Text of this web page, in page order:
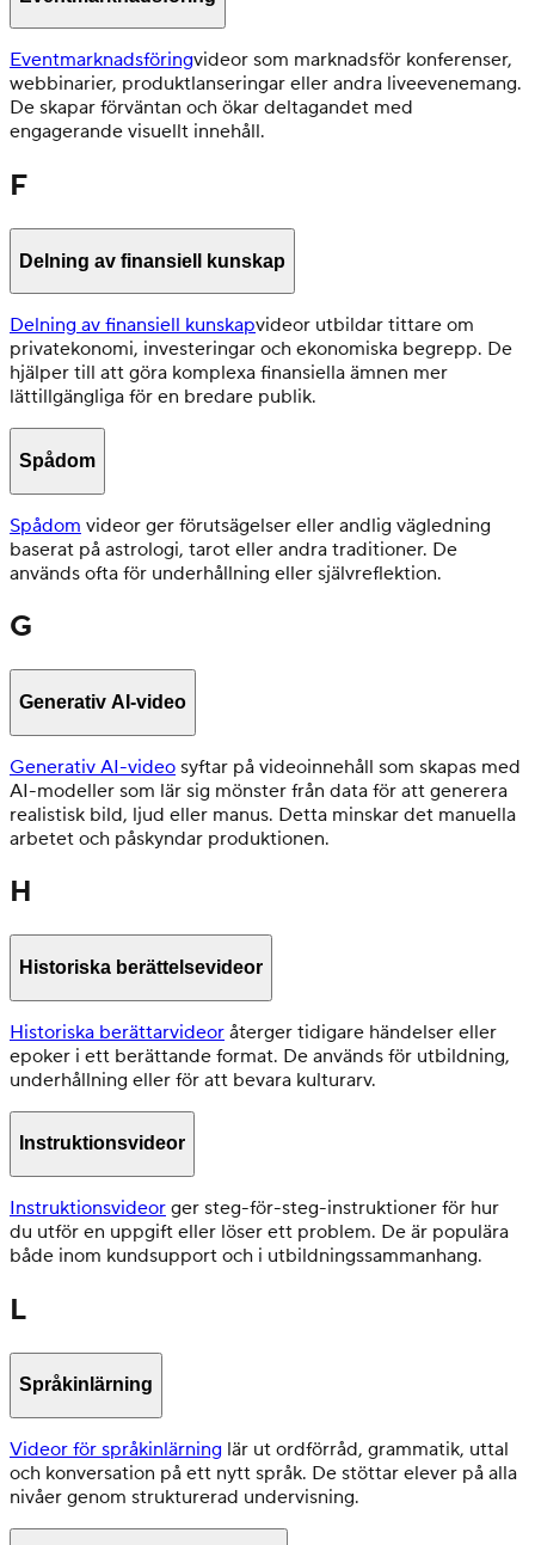
Eventmarknadsföringvideor som marknadsför konferenser,
webbinarier, produktlanseringar eller andra liveevenemang.
De skapar förväntan och ökar deltagandet med
engagerande visuellt innehåll.
F
Delning av finansiell kunskap
Delning av finansiell kunskapvideor utbildar tittare om
privatekonomi, investeringar och ekonomiska begrepp. De
hjälper till att göra komplexa finansiella ämnen mer
lättillgängliga för en bredare publik.
Spådom
Spådom videor ger förutsägelser eller andlig vägledning
baserat på astrologi, tarot eller andra traditioner. De
används ofta för underhållning eller självreflektion.
G
Generativ AI-video
Generativ AI-video syftar på videoinnehåll som skapas med
AI-modeller som lär sig mönster från data för att generera
realistisk bild, ljud eller manus. Detta minskar det manuella
arbetet och påskyndar produktionen.
H
Historiska berättelsevideor
Historiska berättarvideor återger tidigare händelser eller
epoker i ett berättande format. De används för utbildning,
underhållning eller för att bevara kulturarv.
Instruktionsvideor
Instruktionsvideor ger steg-för-steg-instruktioner för hur
du utför en uppgift eller löser ett problem. De är populära
både inom kundsupport och i utbildningssammanhang.
L
Språkinlärning
Videor för språkinlärning lär ut ordförråd, grammatik, uttal
och konversation på ett nytt språk. De stöttar elever på alla
nivåer genom strukturerad undervisning.